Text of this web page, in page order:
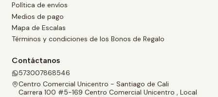
Política de envíos
Medios de pago
Mapa de Escalas
Términos y condiciones de los Bonos de Regalo
Contáctanos
573007868546
Centro Comercial Unicentro - Santiago de Cali
Carrera 100 #5-169 Centro Comercial Unicentro , Local